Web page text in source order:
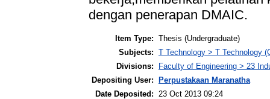
dengan penerapan DMAIC.
Item Type: Thesis (Undergraduate)
Subjects: T Technology > T Technology
Divisions:
Faculty of Engineering > 23
Depositing User:
Perpustakaan Maranatha
Date Deposited:
23 Oct 2013 09:24